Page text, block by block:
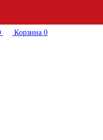
Корзина 0